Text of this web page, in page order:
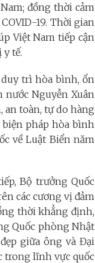
đồng thời cảm
19. Thời gian
Việt Nam tiếp cận
y tế.
trì hòa bình, ổn
Nguyễn Xuân
an toàn, tự do hàng
pháp hòa bình
về Luật Biển năm
Bộ trưởng Quốc
các cương vị đảm
thời khẳng định,
Quốc phòng Nhật
giữa ông và Đại
trong lĩnh vực quốc